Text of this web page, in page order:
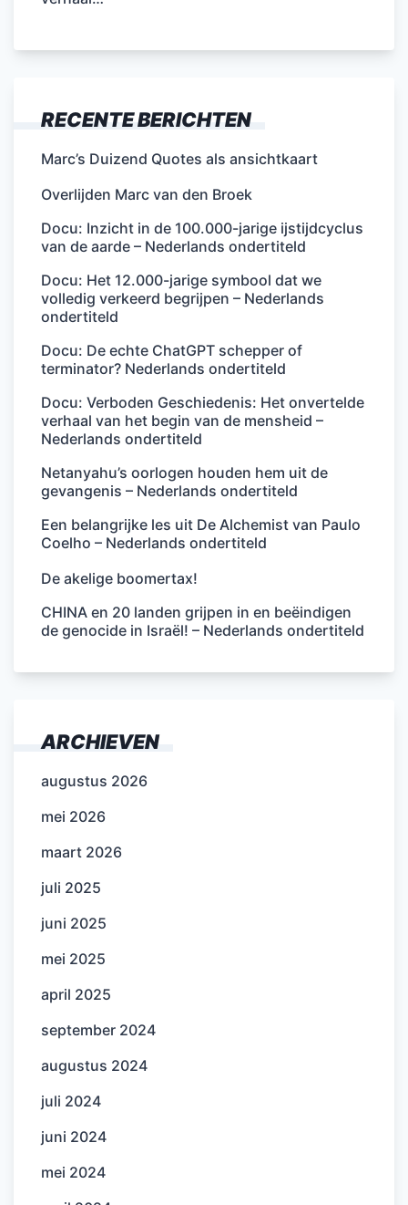
RECENTE BERICHTEN
Marc’s Duizend Quotes als ansichtkaart
Overlijden Marc van den Broek
Docu: Inzicht in de 100.000-jarige ijstijdcyclus
van de aarde – Nederlands ondertiteld
Docu: Het 12.000-jarige symbool dat we
volledig verkeerd begrijpen – Nederlands
ondertiteld
Docu: De echte ChatGPT schepper of
terminator? Nederlands ondertiteld
Docu: Verboden Geschiedenis: Het onvertelde
verhaal van het begin van de mensheid –
Nederlands ondertiteld
Netanyahu’s oorlogen houden hem uit de
gevangenis – Nederlands ondertiteld
Een belangrijke les uit De Alchemist van Paulo
Coelho – Nederlands ondertiteld
De akelige boomertax!
CHINA en 20 landen grijpen in en beëindigen
de genocide in Israël! – Nederlands ondertiteld
ARCHIEVEN
augustus 2026
mei 2026
maart 2026
juli 2025
juni 2025
mei 2025
april 2025
september 2024
augustus 2024
juli 2024
juni 2024
mei 2024